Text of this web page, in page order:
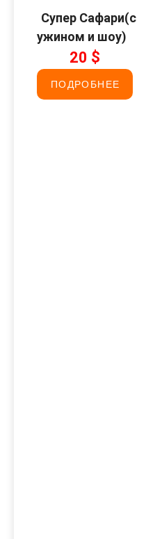
Супер Сафари(с
ужином и шоу)
20 $
ПОДРОБНЕЕ